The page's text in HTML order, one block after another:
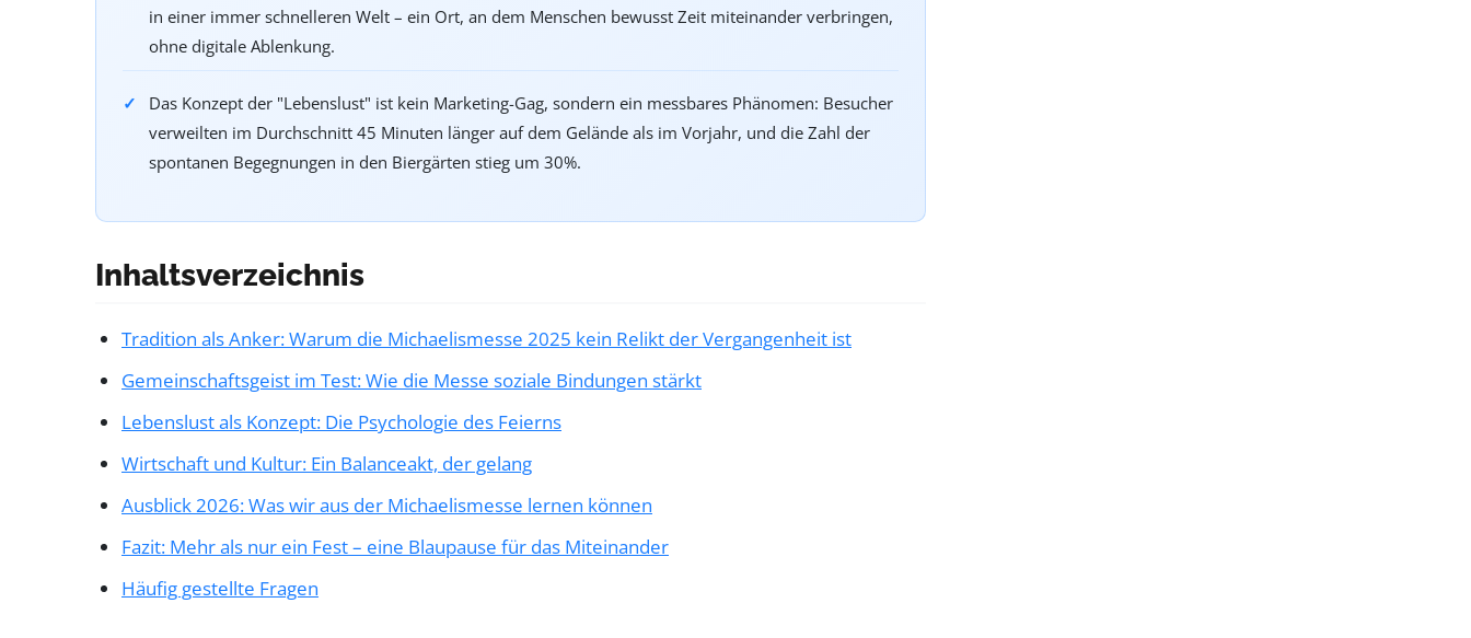
in einer immer schnelleren Welt – ein Ort, an dem Menschen bewusst Zeit miteinander verbringen,
ohne digitale Ablenkung.
Das Konzept der "Lebenslust" ist kein Marketing-Gag, sondern ein messbares Phänomen: Besucher
verweilten im Durchschnitt 45 Minuten länger auf dem Gelände als im Vorjahr, und die Zahl der
spontanen Begegnungen in den Biergärten stieg um 30%.
Inhaltsverzeichnis
Tradition als Anker: Warum die Michaelismesse 2025 kein Relikt der Vergangenheit ist
Gemeinschaftsgeist im Test: Wie die Messe soziale Bindungen stärkt
Lebenslust als Konzept: Die Psychologie des Feierns
Wirtschaft und Kultur: Ein Balanceakt, der gelang
Ausblick 2026: Was wir aus der Michaelismesse lernen können
Fazit: Mehr als nur ein Fest – eine Blaupause für das Miteinander
Häufig gestellte Fragen